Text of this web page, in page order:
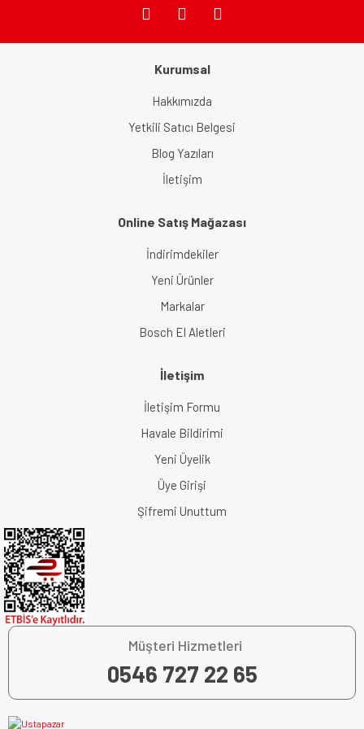
Kurumsal
Hakkımızda
Yetkili Satıcı Belgesi
Blog Yazıları
İletişim
Online Satış Mağazası
İndirimdekiler
Yeni Ürünler
Markalar
Bosch El Aletleri
İletişim
İletişim Formu
Havale Bildirimi
Yeni Üyelik
Üye Girişi
Şifremi Unuttum
Müşteri Hizmetleri
0546 727 22 65